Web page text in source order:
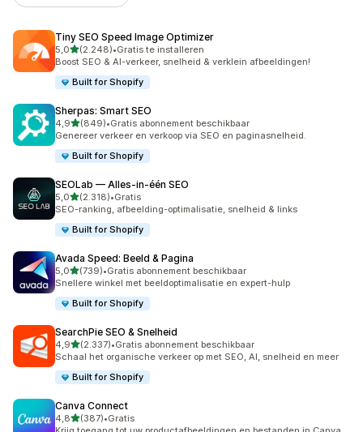
Tiny SEO Speed Image Optimizer
5,0van 5 sterren
(2.248)
2248 recensies in totaal
•Gratis te installeren
Boost SEO & AI-verkeer, snelheid & verklein afbeeldingen!
Built for Shopify
Sherpas: Smart SEO
4,9van 5 sterren
(849)
849 recensies in totaal
•Gratis abonnement beschikbaar
Genereer verkeer en verkoop via SEO en paginasnelheid.
Built for Shopify
SEOLab — Alles‑in‑één SEO
5,0van 5 sterren
(2.318)
2318 recensies in totaal
•Gratis
SEO-ranking, afbeelding-optimalisatie, snelheid & links
Built for Shopify
Avada Speed: Beeld & Pagina
5,0van 5 sterren
(739)
739 recensies in totaal
•Gratis abonnement beschikbaar
Snellere winkel met beeldoptimalisatie en expert-hulp
Built for Shopify
SearchPie SEO & Snelheid
4,9van 5 sterren
(2.337)
2337 recensies in totaal
•Gratis abonnement beschikbaar
Schaal het organische verkeer op met SEO, AI, snelheid en meer
Built for Shopify
Canva Connect
4,8van 5 sterren
(387)
387 recensies in totaal
•Gratis